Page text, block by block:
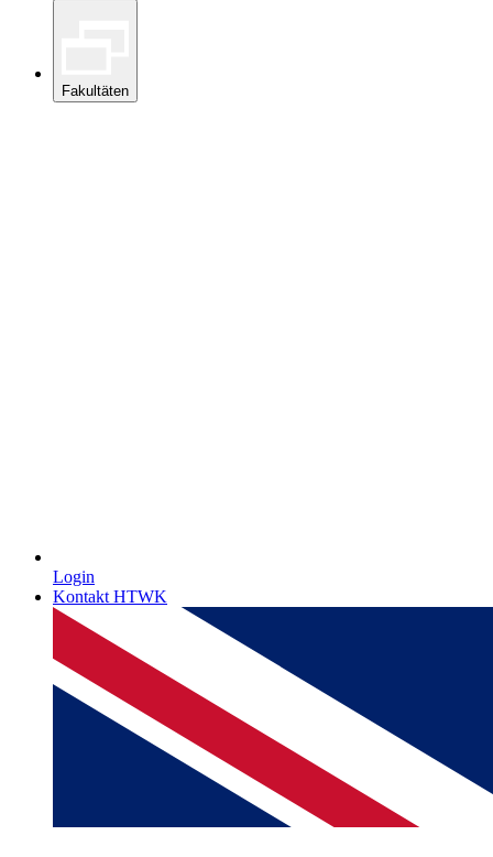
Fakultäten
Login
Kontakt HTWK